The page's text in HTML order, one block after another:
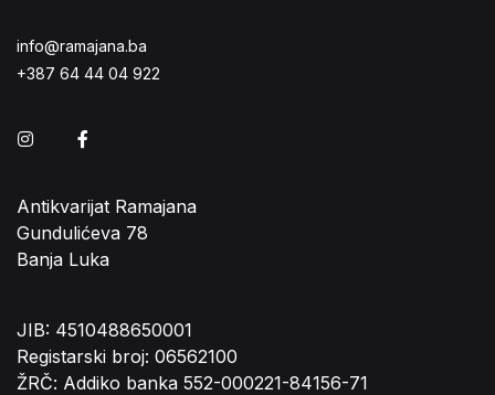
info@ramajana.ba
+387 64 44 04 922
Instagram
Antikvarijat Ramajana
Gundulićeva 78
Banja Luka
JIB: 4510488650001
Registarski broj: 06562100
ŽRČ: Addiko banka 552-000221-84156-71